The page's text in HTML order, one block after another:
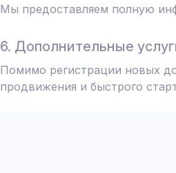
Мы предоставляем полную
6. Дополнительные
Помимо регистрации новых
продвижения и быстрого